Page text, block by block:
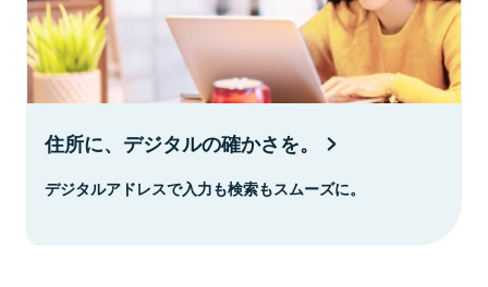
住所に、デジタルの確かさを。
デジタルアドレスで入力も検索もスムーズに。